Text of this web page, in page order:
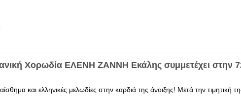
Χορωδία ΕΛΕΝΗ ΖΑΝΝΗ Εκάλης συμμετέχει στην
και ελληνικές μελωδίες στην καρδιά της άνοιξης! Μετά την τιμητική